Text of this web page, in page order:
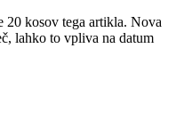
20 kosov tega artikla. Nova
lahko to vpliva na datum